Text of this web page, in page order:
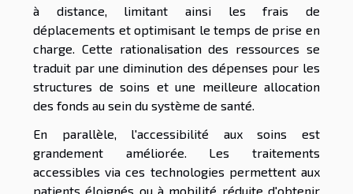
à distance, limitant ainsi les frais de
déplacements et optimisant le temps de prise en
charge. Cette rationalisation des ressources se
traduit par une diminution des dépenses pour les
structures de soins et une meilleure allocation
des fonds au sein du système de santé.
En parallèle, l'accessibilité aux soins est
grandement améliorée. Les traitements
accessibles via ces technologies permettent aux
patients éloignés ou à mobilité réduite d'obtenir